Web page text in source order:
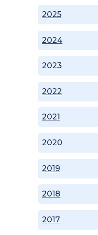
2017
2018
2019
2020
2021
2022
2023
2024
2025